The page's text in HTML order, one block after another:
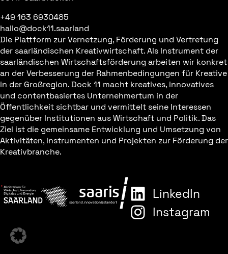
+49 163 6930485
hallo@dock11.saarland
Die Plattform zur Vernetzung, Förderung und Vertretung
der saarländischen Kreativwirtschaft. Als Instrument der
saarländischen Wirtschaftsförderung arbeiten wir konkret
an der Verbesserung der Rahmenbedingungen für Kreative
in der Großregion. Dock 11 macht kreatives, innovatives
und contentbasiertes Unternehmertum in der
Öffentlichkeit sichtbar und vermittelt seine Interessen
gegenüber Institutionen aus Wirtschaft und Politik. Das
Ziel ist die gemeinsame Entwicklung und Umsetzung von
Aktivitäten, Instrumenten und Projekten zur Förderung der
Kreativbranche.
LinkedIn
Instagram